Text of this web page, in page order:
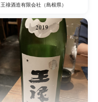
王祿酒造有限会社（島根県）